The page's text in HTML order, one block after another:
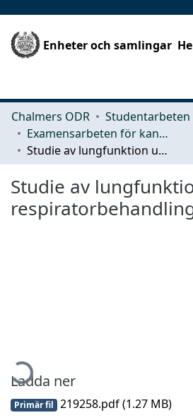
Enheter och samlingar
Chalmers ODR Studentarbeten
Examensarbeten för kandidatexamen
Studie av lungfunktion under respiratorbehandling
Studie av
Ladda ner
Primär fil 219258.pdf(1.27 MB)